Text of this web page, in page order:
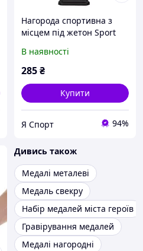
Нагорода спортивна з
місцем під жетон Sport
В наявності
285₴
Купити
Я Спорт 94%
Дивись також
Медалі металеві
Медаль свекру
Набір медалей міста героїв
Гравірування медалей
Медалі нагородні